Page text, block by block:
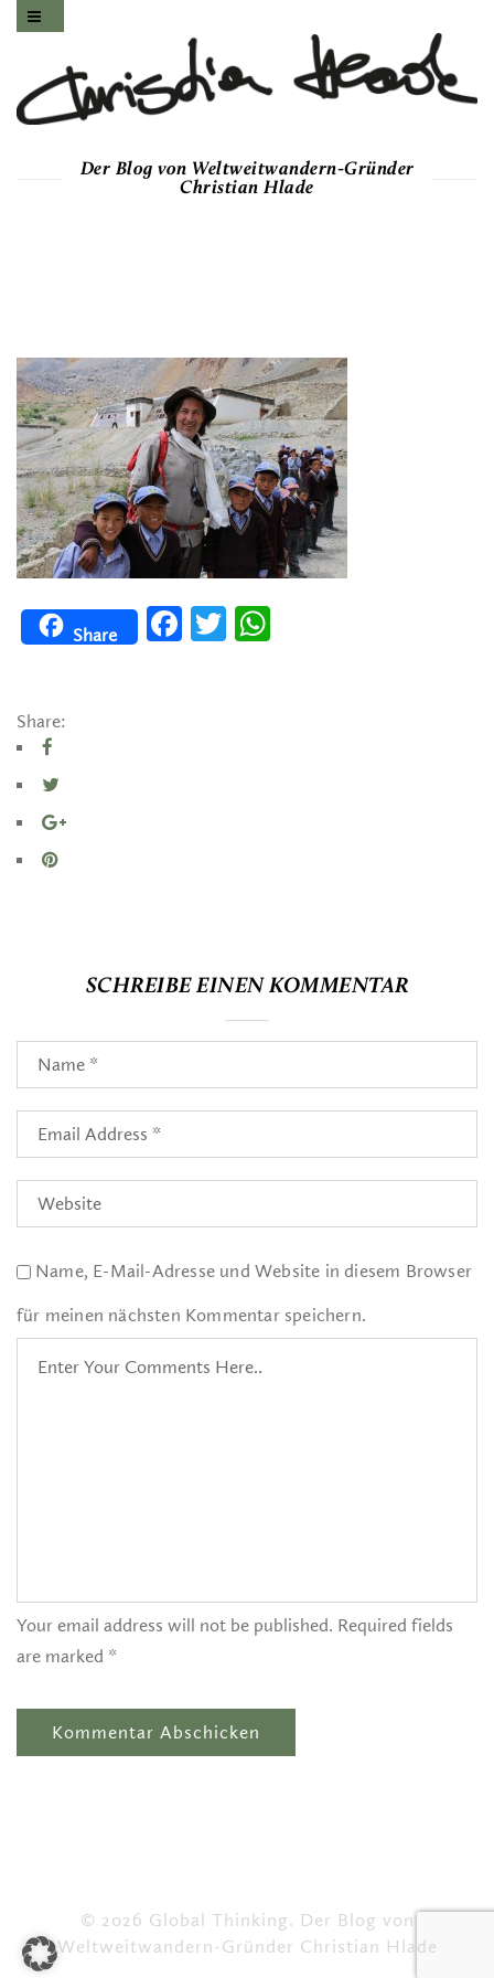
Der Blog von Weltweitwandern-Gründer
Christian Hlade
Share
FacebookTwitter
Share:
SCHREIBE EINEN KOMMENTAR
Name, E-Mail-Adresse und Website in diesem Browser
für meinen nächsten Kommentar speichern.
Your email address will not be published. Required fields
are marked *
© 2026 Global Thinking. Der Blog von
Weltweitwandern-Gründer Christian Hlade